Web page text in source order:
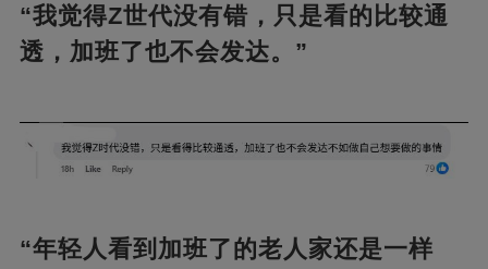
“我觉得Z世代没有错，只是看的比较通
透，加班了也不会发达。”
“年轻人看到加班了的老人家还是一样